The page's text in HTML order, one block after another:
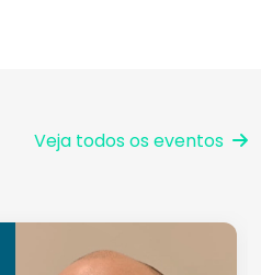
Veja todos os eventos